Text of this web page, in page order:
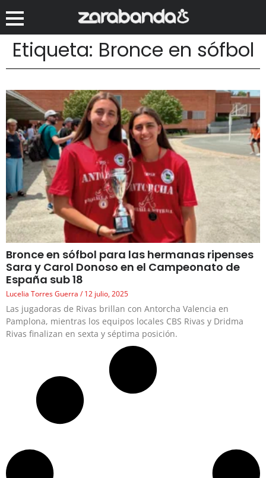
Etiqueta: Bronce en sófbol
Bronce en sófbol para las hermanas ripenses
Sara y Carol Donoso en el Campeonato de
España sub 18
Lucelia Torres Guerra 12 julio, 2025
Las jugadoras de Rivas brillan con Antorcha Valencia en
Pamplona, mientras los equipos locales CBS Rivas y Dridma
Rivas finalizan en sexta y séptima posición.